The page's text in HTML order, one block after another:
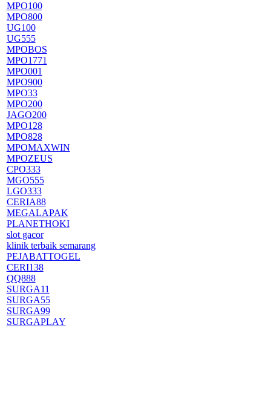
MPO100
MPO800
UG100
UG555
MPOBOS
MPO1771
MPO001
MPO900
MPO33
MPO200
JAGO200
MPO128
MPO828
MPOMAXWIN
MPOZEUS
CPO333
MGO555
LGO333
CERIA88
MEGALAPAK
PLANETHOKI
slot gacor
klinik terbaik semarang
PEJABATTOGEL
CERI138
QQ888
SURGA11
SURGA55
SURGA99
SURGAPLAY